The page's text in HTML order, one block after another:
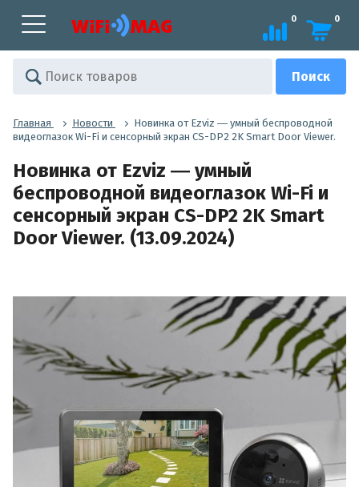
0 0
Главная Новости
Новинка от Ezviz ― умный беспроводной
видеоглазок Wi-Fi и сенсорный экран CS-DP2 2K Smart Door Viewer.
Новинка от Ezviz ― умный
беспроводной видеоглазок Wi-Fi и
сенсорный экран CS-DP2 2K Smart
Door Viewer. (13.09.2024)